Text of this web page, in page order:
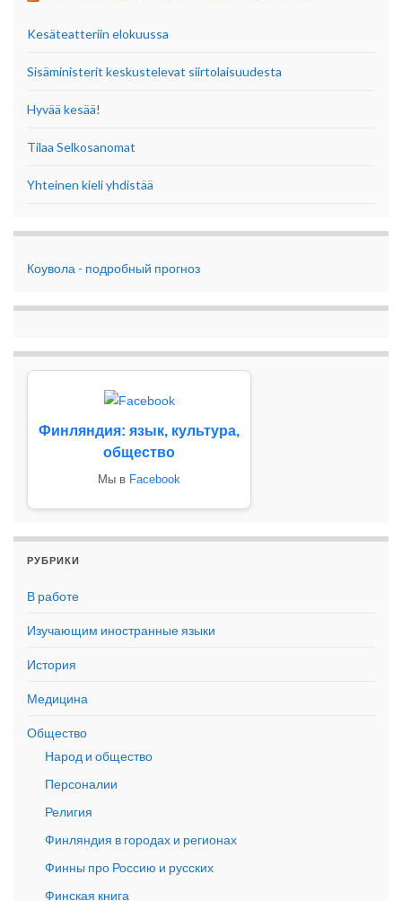
Kesäteatteriin elokuussa
Sisäministerit keskustelevat siirtolaisuudesta
Hyvää kesää!
Tilaa Selkosanomat
Yhteinen kieli yhdistää
Коувола - подробный прогноз
Финляндия: язык, культура,
общество
Мы в Facebook
РУБРИКИ
В работе
Изучающим иностранные языки
История
Медицина
Общество
Народ и общество
Персоналии
Религия
Финляндия в городах и регионах
Финны про Россию и русских
Финская книга